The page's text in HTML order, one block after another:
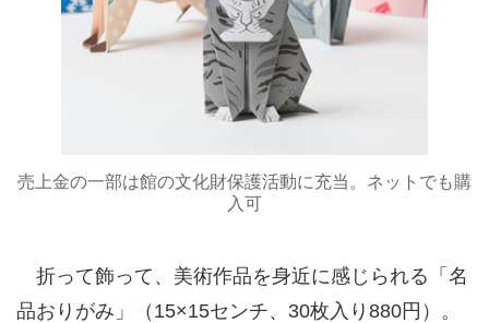
売上金の一部は館の文化財保護活動に充当。ネットでも購
入可
折って飾って、美術作品を身近に感じられる「名
品おりがみ」（15×15センチ、30枚入り880円）。